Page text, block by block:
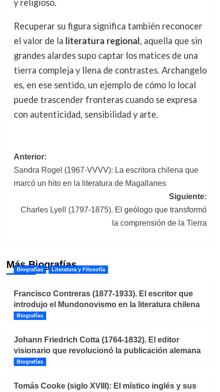
y religioso.
Recuperar su figura significa también reconocer
el valor de la literatura regional, aquella que sin
grandes alardes supo captar los matices de una
tierra compleja y llena de contrastes. Archangelo
es, en ese sentido, un ejemplo de cómo lo local
puede trascender fronteras cuando se expresa
con autenticidad, sensibilidad y arte.
Navegación
de
Anterior:
Sandra Rogel (1967-VVVV): La escritora chilena que
marcó un hito en la literatura de Magallanes
Siguiente:
Charles Lyell (1797-1875). El geólogo que transformó
la comprensión de la Tierra
Más Biografías
Biografías Literatura y Filosofía
Francisco Contreras (1877-1933). El escritor que
introdujo el Mundonovismo en la literatura chilena
Biografías
Johann Friedrich Cotta (1764-1832). El editor
visionario que revolucionó la publicación alemana
Biografías
Tomás Cooke (siglo XVIII): El místico inglés y sus